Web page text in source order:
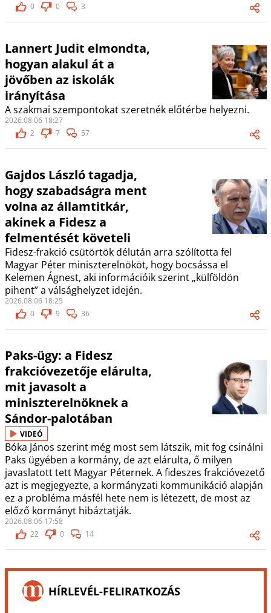
0
0 3
Lannert Judit elmondta,
hogyan alakul át a
jövőben az iskolák
irányítása
A szakmai szempontokat szeretnék előtérbe helyezni.
2026.08.06 18:27
2
7 57
Gajdos László tagadja,
hogy szabadságra ment
volna az államtitkár,
akinek a Fidesz a
felmentését követeli
Fidesz-frakció csütörtök délután arra szólította fel
Magyar Péter miniszterelnököt, hogy bocsássa el
Kelemen Ágnest, aki információik szerint „külföldön
pihent” a válsághelyzet idején.
2026.08.06 18:25
0
9 36
Paks-ügy: a Fidesz
frakcióvezetője elárulta,
mit javasolt a
miniszterelnöknek a
Sándor-palotában
VIDEÓ
Bóka János szerint még most sem látszik, mit fog csinálni
Paks ügyében a kormány, de azt elárulta, ő milyen
javaslatott tett Magyar Péternek. A fideszes frakcióvezető
azt is megjegyezte, a kormányzati kommunikáció alapján
ez a probléma másfél hete nem is létezett, de most az
előző kormányt hibáztatják.
2026.08.06 17:58
22
0 14
HÍRLEVÉL-FELIRATKOZÁS